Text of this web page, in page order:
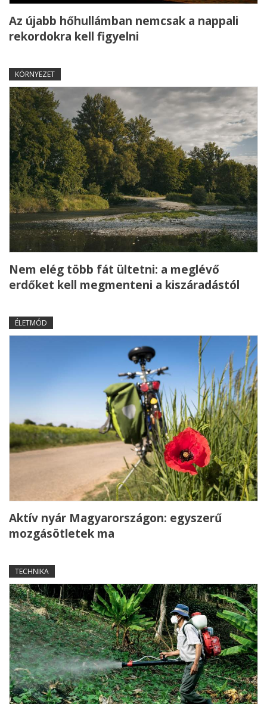
Az újabb hőhullámban nemcsak a nappali
rekordokra kell figyelni
KÖRNYEZET
Nem elég több fát ültetni: a meglévő
erdőket kell megmenteni a kiszáradástól
ÉLETMÓD
Aktív nyár Magyarországon: egyszerű
mozgásötletek ma
TECHNIKA